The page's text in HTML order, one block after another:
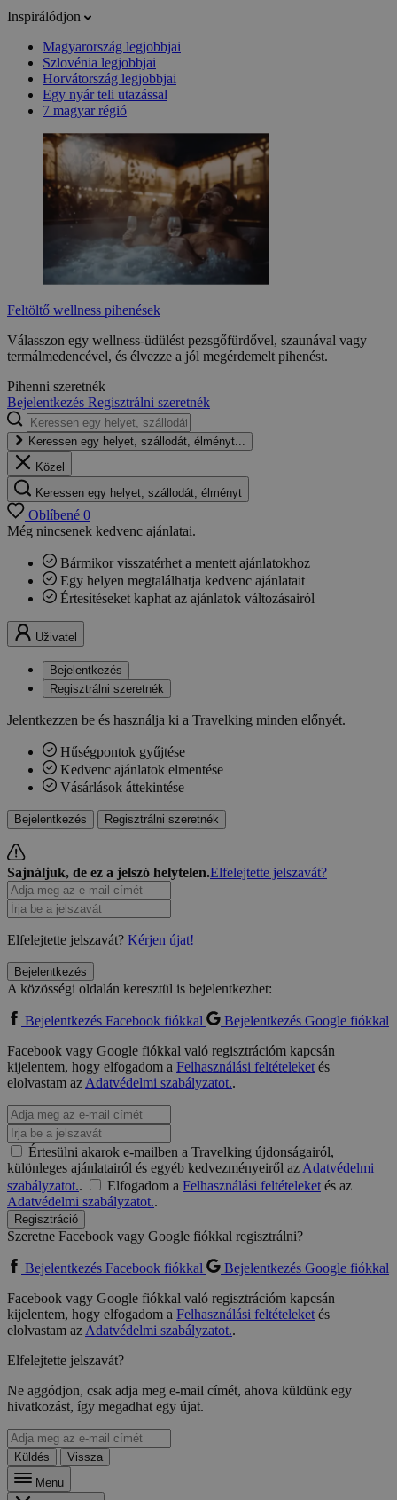
Inspirálódjon
Magyarország legjobbjai
Szlovénia legjobbjai
Horvátország legjobbjai
Egy nyár teli utazással
7 magyar régió
Feltöltő wellness pihenések
Válasszon egy wellness-üdülést pezsgőfürdővel, szaunával vagy
termálmedencével, és élvezze a jól megérdemelt pihenést.
Pihenni szeretnék
Bejelentkezés Regisztrálni szeretnék
Keressen egy helyet, szállodát, élményt...
Közel
Keressen egy helyet, szállodát, élményt
Oblíbené 0
Még nincsenek kedvenc ajánlatai.
Bármikor visszatérhet a mentett ajánlatokhoz
Egy helyen megtalálhatja kedvenc ajánlatait
Értesítéseket kaphat az ajánlatok változásairól
Uživatel
Bejelentkezés
Regisztrálni szeretnék
Jelentkezzen be és használja ki a Travelking minden előnyét.
Hűségpontok gyűjtése
Kedvenc ajánlatok elmentése
Vásárlások áttekintése
Bejelentkezés Regisztrálni szeretnék
Sajnáljuk, de ez a jelszó helytelen.Elfelejtette jelszavát?
Elfelejtette jelszavát? Kérjen újat!
Bejelentkezés
A közösségi oldalán keresztül is bejelentkezhet:
Bejelentkezés Facebook fiókkal
Bejelentkezés Google fiókkal
Facebook vagy Google fiókkal való regisztrációm kapcsán
kijelentem, hogy elfogadom a Felhasználási feltételeketés
elolvastam azAdatvédelmi szabályzatot..
Értesülni akarok e-mailben a Travelking újdonságairól,
különleges ajánlatairól és egyéb kedvezményeiről azAdatvédelmi
szabályzatot.. Elfogadom a Felhasználási feltételeketés az
Adatvédelmi szabályzatot..
Regisztráció
Szeretne Facebook vagy Google fiókkal regisztrálni?
Bejelentkezés Facebook fiókkal
Bejelentkezés Google fiókkal
Facebook vagy Google fiókkal való regisztrációm kapcsán
kijelentem, hogy elfogadom a Felhasználási feltételeketés
elolvastam azAdatvédelmi szabályzatot..
Elfelejtette jelszavát?
Ne aggódjon, csak adja meg e-mail címét, ahova küldünk egy
hivatkozást, így megadhat egy újat.
Küldés
Vissza
Menu